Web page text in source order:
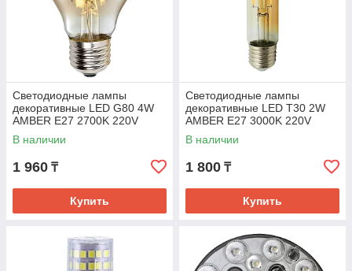
Светодиодные лампы
декоративные LED G80 4W
AMBER E27 2700K 220V
(TL)100sh
В наличии
1 960 ₸
Купить
Светодиодные лампы
декоративные LED T30 2W
AMBER E27 3000K 220V
(TL)100sh
В наличии
1 800 ₸
Купить